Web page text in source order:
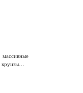
массивные
круизы…